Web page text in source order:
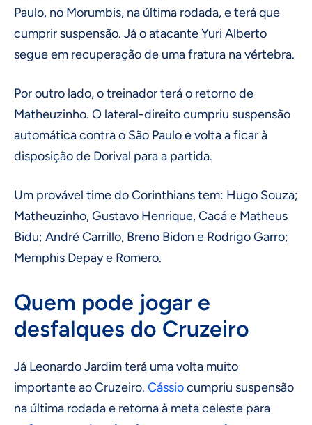
Paulo, no Morumbis, na última rodada, e terá que
cumprir suspensão. Já o atacante Yuri Alberto
segue em recuperação de uma fratura na vértebra.
Por outro lado, o treinador terá o retorno de
Matheuzinho. O lateral-direito cumpriu suspensão
automática contra o São Paulo e volta a ficar à
disposição de Dorival para a partida.
Um provável time do Corinthians tem: Hugo Souza;
Matheuzinho, Gustavo Henrique, Cacá e Matheus
Bidu; André Carrillo, Breno Bidon e Rodrigo Garro;
Memphis Depay e Romero.
Quem pode jogar e
desfalques do Cruzeiro
Já Leonardo Jardim terá uma volta muito
importante ao Cruzeiro. Cássiocumpriu suspensão
na última rodada e retorna à meta celeste para